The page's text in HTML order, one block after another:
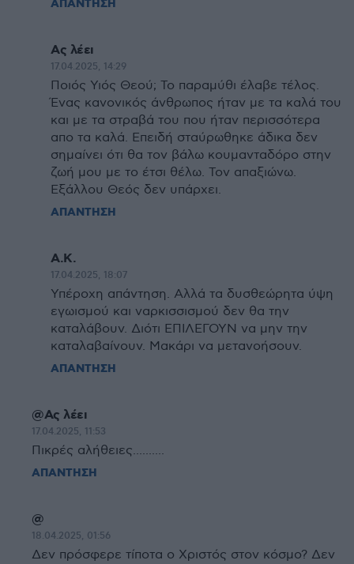
ΑΠΑΝΤΗΣΗ
Ας λέει
17.04.2025, 14:29
Ποιός Υιός Θεού; Το παραμύθι έλαβε τέλος.
Ένας κανονικός άνθρωπος ήταν με τα καλά του
και με τα στραβά του που ήταν περισσότερα
απο τα καλά. Επειδή σταύρωθηκε άδικα δεν
σημαίνει ότι θα τον βάλω κουμανταδόρο στην
ζωή μου με το έτσι θέλω. Τον απαξιώνω.
Εξάλλου Θεός δεν υπάρχει.
ΑΠΑΝΤΗΣΗ
Α.Κ.
17.04.2025, 18:07
Υπέροχη απάντηση. Αλλά τα δυσθεώρητα ύψη
εγωισμού και ναρκισσισμού δεν θα την
καταλάβουν. Διότι ΕΠΙΛΕΓΟΥΝ να μην την
καταλαβαίνουν. Μακάρι να μετανοήσουν.
ΑΠΑΝΤΗΣΗ
@Ας λέει
17.04.2025, 11:53
Πικρές αλήθειες..........
ΑΠΑΝΤΗΣΗ
@
18.04.2025, 01:56
Δεν πρόσφερε τίποτα ο Χριστός στον κόσμο? Δεν